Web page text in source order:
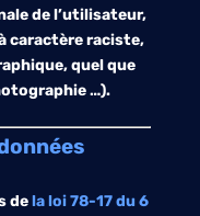
de l’utilisateur,
caractère raciste,
quel que
…).
dela loi 78-17 du 6